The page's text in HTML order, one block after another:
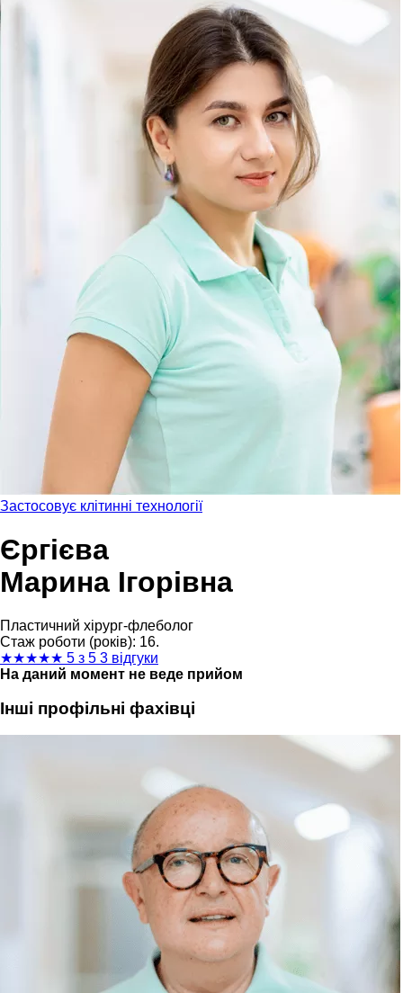
Застосовує клітинні технології
Єргієва
Марина Ігорівна
Пластичний хірург-флеболог
Стаж роботи (років): 16.
★★★★★ 5 з 5 3 відгуки
На даний момент не веде прийом
Інші профільні фахівці